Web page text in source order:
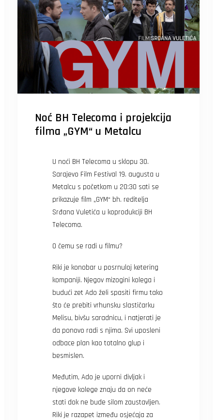
Noć BH Telecoma i projekcija
filma „GYM“ u Metalcu
U noći BH Telecoma u sklopu 30.
Sarajevo Film Festival 19. augusta u
Metalcu s početkom u 20:30 sati se
prikazuje film „GYM“ bh. reditelja
Srđana Vuletića u koprodukciji BH
Telecoma.
O čemu se radi u filmu?
Riki je konobar u posrnuloj ketering
kompaniji. Njegov mizogini kolega i
budući zet Ado želi spasiti firmu tako
što će prebiti vrhunsku slastičarku
Melisu, bivšu saradnicu, i natjerati je
da ponovo radi s njima. Svi uposleni
odbace plan kao totalno glup i
besmislen.
Međutim, Ado je uporni divljak i
njegove kolege znaju da on neće
stati dok ne bude silom zaustavljen.
Riki je razapet između osjećaja za